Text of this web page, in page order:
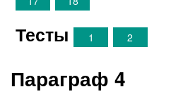
Тесты 1 2
Параграф 4